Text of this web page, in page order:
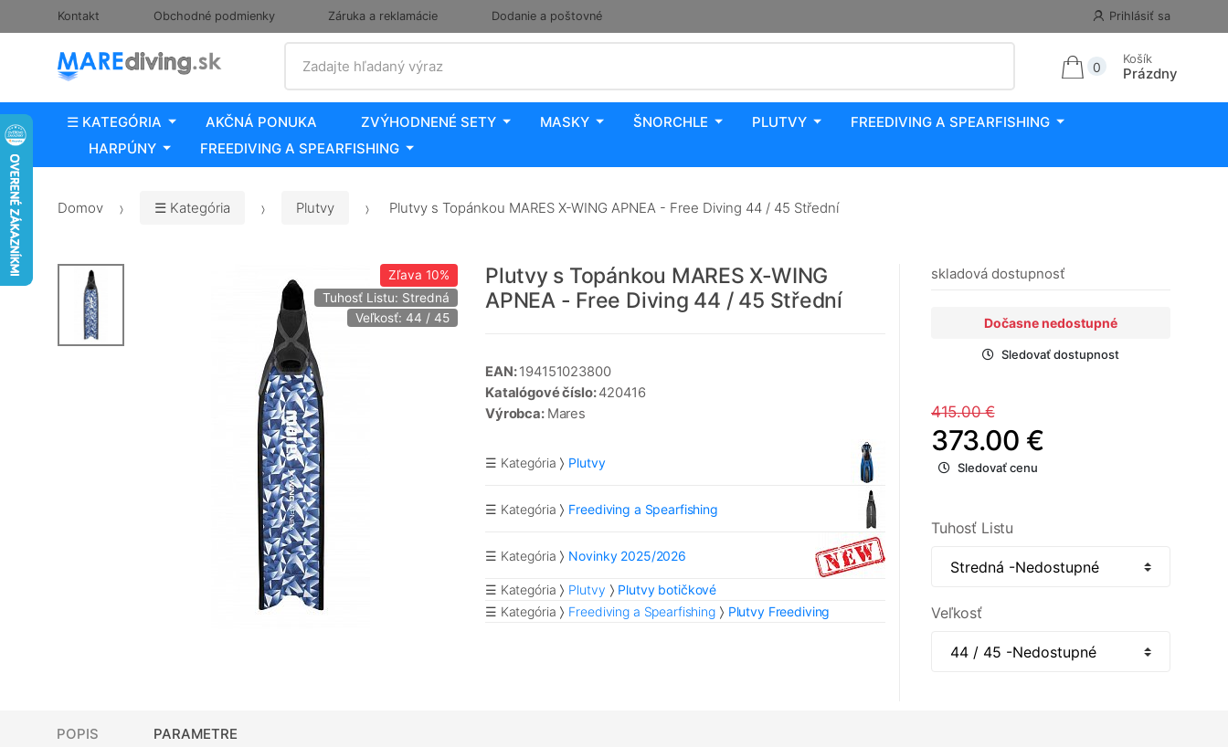
Kontakt Obchodné podmienky Záruka a reklamácie Dodanie a poštovné Prihlásiť sa
Zadajte hľadaný výraz
0
Košík
Prázdny
☰ KATEGÓRIA AKČNÁ PONUKA ZVÝHODNENÉ SETY MASKY ŠNORCHLE PLUTVY
FREEDIVING A SPEARFISHING
HARPÚNY
FREEDIVING A SPEARFISHING
Domov ☰ Kategória Plutvy Plutvy s Topánkou MARES X-WING APNEA - Free Diving 44 / 45 Střední
Zľava 10%
Tuhosť Listu: Stredná
Veľkosť: 44 / 45
Plutvy s Topánkou MARES X-WING
APNEA - Free Diving 44 / 45 Střední
EAN:194151023800
Katalógové číslo:420416
Výrobca: Mares
☰ Kategória Plutvy
☰ Kategória Freediving a Spearfishing
☰ Kategória Novinky 2025/2026
☰ Kategória Plutvy
Plutvy botičkové
☰ Kategória
Freediving a Spearfishing Plutvy Freediving
skladová dostupnosť
Dočasne nedostupné
Sledovať dostupnost
415.00 €
373.00 €
Sledovať cenu
Tuhosť Listu
Veľkosť
POPIS PARAMETRE